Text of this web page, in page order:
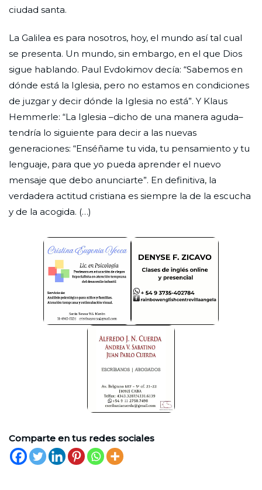
ciudad santa.
La Galilea es para nosotros, hoy, el mundo así tal cual
se presenta. Un mundo, sin embargo, en el que Dios
sigue hablando. Paul Evdokimov decía: “Sabemos en
dónde está la Iglesia, pero no estamos en condiciones
de juzgar y decir dónde la Iglesia no está”. Y Klaus
Hemmerle: “La Iglesia –dicho de una manera aguda–
tendría lo siguiente para decir a las nuevas
generaciones: “Enséñame tu vida, tu pensamiento y tu
lenguaje, para que yo pueda aprender el nuevo
mensaje que debo anunciarte”. En definitiva, la
verdadera actitud cristiana es siempre la de la escucha
y de la acogida. (…)
Comparte en tus redes sociales